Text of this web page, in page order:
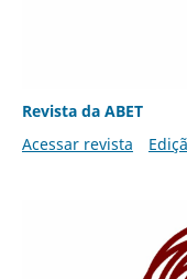
Revista da ABET
Acessar revista